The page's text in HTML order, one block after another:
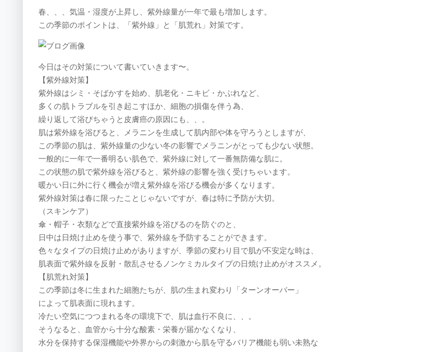
春、、、気温・湿度が上昇し、紫外線量が一年で最も増加します。
この季節のポイントは、「紫外線」と「肌荒れ」対策です。
今日はその対策について書いていきます〜。
【紫外線対策】
紫外線はシミ・そばかすを始め、肌老化・ニキビ・かぶれなど、
多くの肌トラブルを引き起こすほか、細胞の損傷を伴う為、
繰り返して浴びちゃうと皮膚癌の原因にも、、。
肌は紫外線を浴びると、メラニンを生成して肌内部や体を守ろうとしますが、
この季節の肌は、紫外線量の少ない冬の影響でメラニンがとっても少ない状態。
一般的に一年で一番明るい肌色で、紫外線に対して一番無防備な肌に。
この状態の肌で紫外線を浴びると、紫外線の影響を強く受けちゃいます。
暖かい日に外に行く機会が増え紫外線を浴びる機会が多くなります。
紫外線対策は春に限ったことじゃないですが、春は特に予防が大切。
（スキンケア）
傘・帽子・衣類などで直接紫外線を浴びるのを防ぐのと、
日中は日焼け止めを使う事で、紫外線を予防することができます。
色々なタイプの日焼け止めがありますが、季節の変わり目で肌が不安定な時は、
肌表面で紫外線を反射・散乱させるノンケミカルタイプの日焼け止めがオススメ。
【肌荒れ対策】
この季節は冬に生まれた細胞たちが、肌の生まれ変わり「ターンオーバー」
によって肌表面に現れます。
冷たい空気につつまれる冬の環境下で、肌は血行不良に、、。
そうなると、血管から十分な酸素・栄養が届かなくなり、
水分を保持する保湿機能や外界からの刺激から肌を守るバリア機能も弱い未熟な